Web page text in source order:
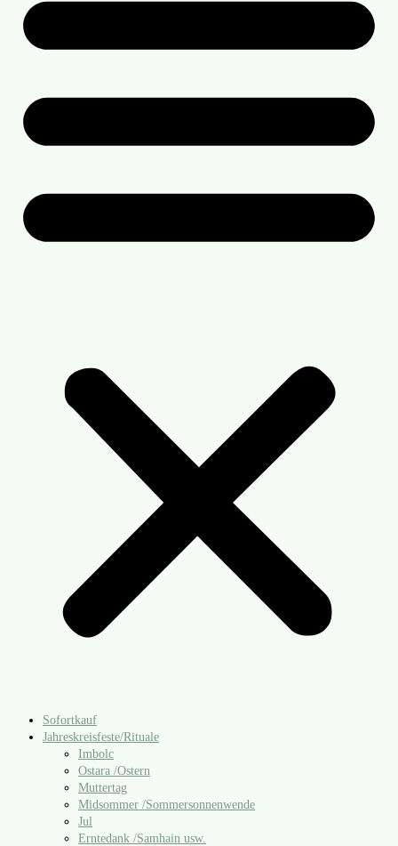
Sofortkauf
Jahreskreisfeste/​Rituale
Imbolc
Ostara /​Ostern
Muttertag
Midsommer /​Sommersonnenwende
Jul
Erntedank /​Samhain usw.